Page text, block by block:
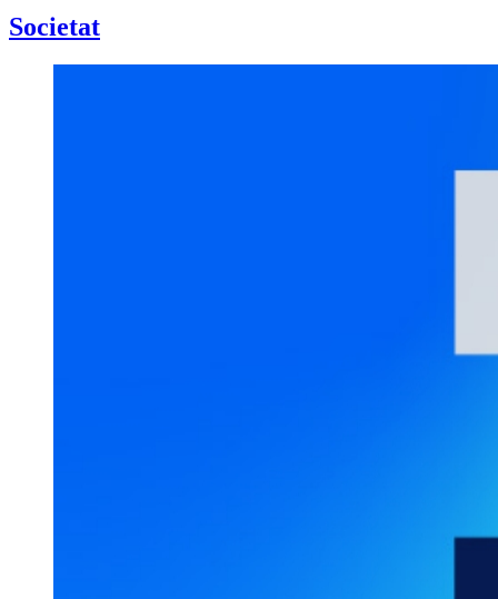
Societat